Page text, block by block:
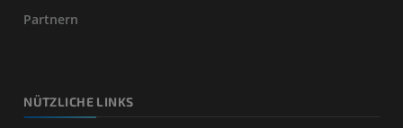
Partnern
NÜTZLICHE LINKS